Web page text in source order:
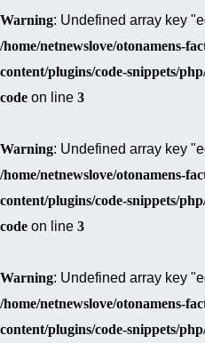
Warning: Undefined array key
/home/netnewslove/otonamens-
content/plugins/code-snippets/
code on line 3
Warning: Undefined array key
/home/netnewslove/otonamens-
content/plugins/code-snippets/
code on line 3
Warning: Undefined array key
/home/netnewslove/otonamens-
content/plugins/code-snippets/